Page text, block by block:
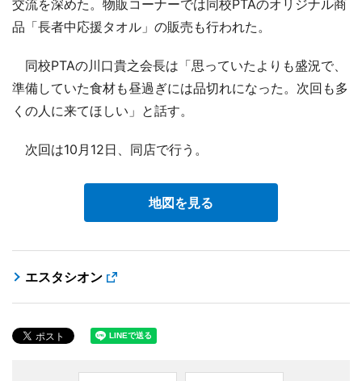
交流を深めた。物販コーナーでは同校PTAのオリジナル商
品「長者中応援タオル」の販売も行われた。
同校PTAの川口貴之会長は「思っていたよりも盛況で、
準備していた食材も昼過ぎには品切れになった。次回も多
くの人に来てほしい」と話す。
次回は10月12日、同店で行う。
地図を見る
エスタシオン